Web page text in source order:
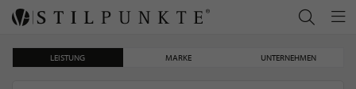
LEISTUNG MARKE UNTERNEHMEN